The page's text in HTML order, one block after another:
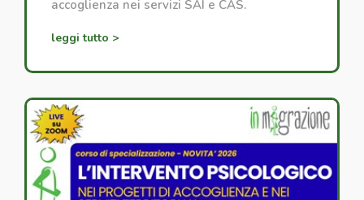
accoglienza nei servizi SAI e CAS.
leggi tutto >